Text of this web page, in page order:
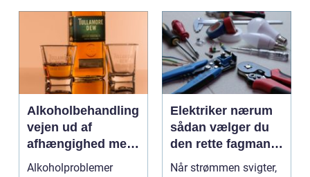
Alkoholbehandling
vejen ud af
afhængighed med
professionel støtte
Alkoholproblemer
Elektriker nærum
sådan vælger du
den rette fagmand
til dine el-opgaver
Når strømmen svigter,